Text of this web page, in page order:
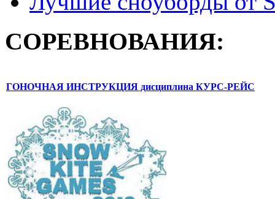
СОРЕВНОВАНИЯ:
ГОНОЧНАЯ ИНСТРУКЦИЯ дисциплина КУРС-РЕЙС